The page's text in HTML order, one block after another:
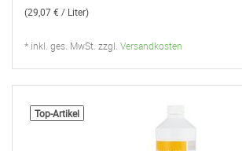
(29,07 € / Liter)
* inkl. ges. MwSt. zzgl. Versandkosten
Top-Artikel